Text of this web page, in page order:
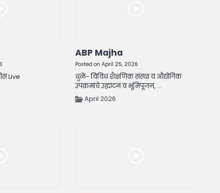
Live
ABP Majha
Posted on April 25, 2026
धुळे- विविध शैक्षणिक संस्था व औद्योगिक
उपक्रमांचे उद्घाटन व भूमिपूजन, ...
April 2026